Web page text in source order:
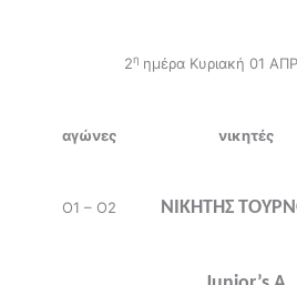
2η ημέρα Κυριακή 01
αγώνες νικητές
Ο1 – Ο2 ΝΙΚΗΤΗΣ